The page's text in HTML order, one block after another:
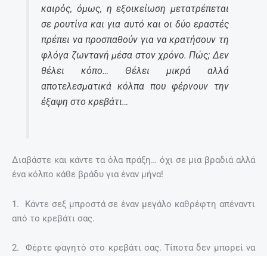
καιρός, όμως, η εξοικείωση μετατρέπεται
σε ρουτίνα και για αυτό και οι δύο εραστές
πρέπει να προσπαθούν για να κρατήσουν τη
φλόγα ζωντανή μέσα στον χρόνο. Πώς; Δεν
θέλει κόπο… Θέλει μικρά αλλά
αποτελεσματικά κόλπα που φέρνουν την
έξαψη στο κρεβάτι…
Διαβάστε και κάντε τα όλα πράξη… όχι σε μια βραδιά αλλά
ένα κόλπο κάθε βράδυ για έναν μήνα!
1. Kάντε σεξ μπροστά σε έναν μεγάλο καθρέφτη απέναντι
από το κρεβάτι σας.
2. Φέρτε φαγητό στο κρεβάτι σας. Τίποτα δεν μπορεί να